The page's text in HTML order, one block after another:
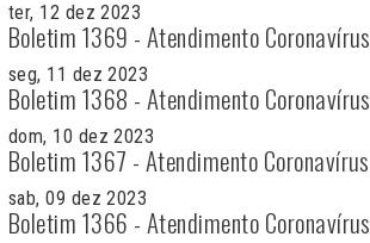
ter, 12 dez 2023
Boletim 1369 - Atendimento Coronavírus
seg, 11 dez 2023
Boletim 1368 - Atendimento Coronavírus
dom, 10 dez 2023
Boletim 1367 - Atendimento Coronavírus
sab, 09 dez 2023
Boletim 1366 - Atendimento Coronavírus